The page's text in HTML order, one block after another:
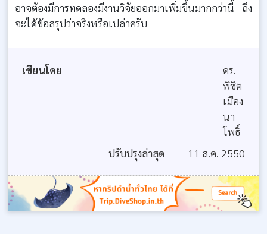
อาจต้องมีการทดลองมีงานวิจัยออกมาเพิ่มขึ้นมากกว่านี้ ถึง
จะได้ข้อสรุปว่าจริงหรือเปล่าครับ
เขียนโดย
ดร.
พิชิต
เมือง
นา
โพธิ์
ปรับปรุงล่าสุด
11 ส.ค. 2550